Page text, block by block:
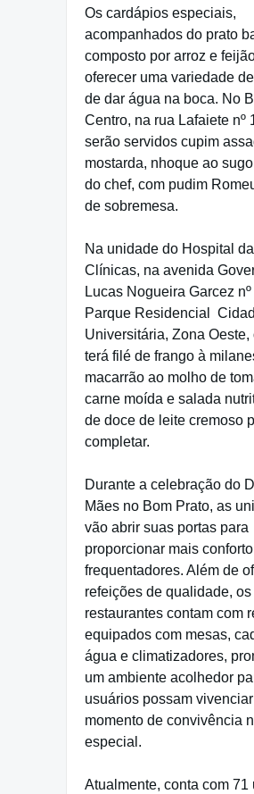
Os cardápios especiais,
acompanhados do prato
composto por arroz e
oferecer uma variedade
de dar água na boca. No
Centro, na rua Lafaiete nº
serão servidos cupim
mostarda, nhoque ao
do chef, com pudim
de sobremesa.
Na unidade do Hospital
Clínicas, na avenida
Lucas Nogueira Garcez
Parque Residencial
Universitária, Zona Oeste,
terá filé de frango à
macarrão ao molho de
carne moída e salada
de doce de leite cremoso
completar.
Durante a celebração do
Mães no Bom Prato, as
vão abrir suas portas para
proporcionar mais
frequentadores. Além de
refeições de qualidade, os
restaurantes contam com
equipados com mesas,
água e climatizadores,
um ambiente acolhedor
usuários possam
momento de convivência
especial.
Atualmente, conta com 71